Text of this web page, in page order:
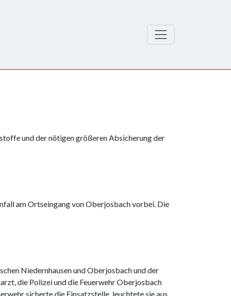
und der nötigen größeren Absicherung der
am Ortseingang von Oberjosbach vorbei. Die
Niedernhausen und Oberjosbach und der
die Polizei und die Feuerwehr Oberjosbach
sicherte die Einsatzstelle, leuchtete sie aus